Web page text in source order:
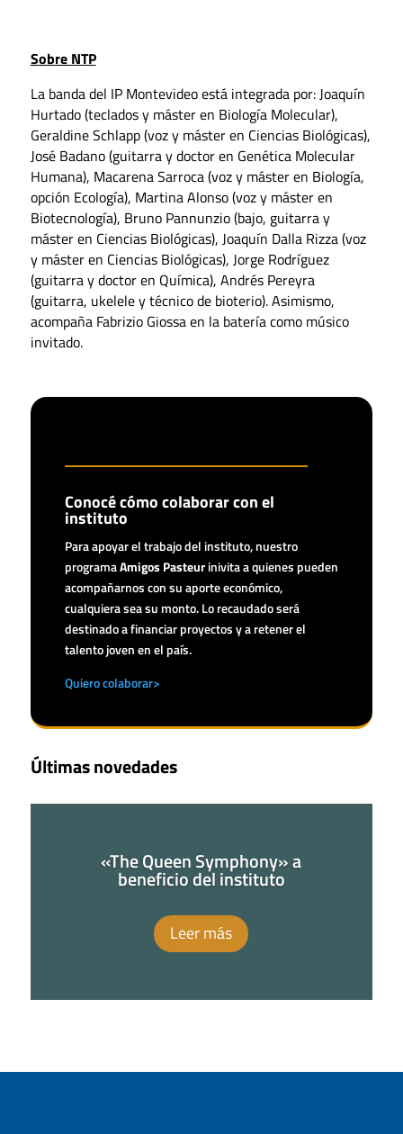
Sobre NTP
La banda del IP Montevideo está integrada por: Joaquín
Hurtado (teclados y máster en Biología Molecular),
Geraldine Schlapp (voz y máster en Ciencias Biológicas),
José Badano (guitarra y doctor en Genética Molecular
Humana), Macarena Sarroca (voz y máster en Biología,
opción Ecología), Martina Alonso (voz y máster en
Biotecnología), Bruno Pannunzio (bajo, guitarra y
máster en Ciencias Biológicas), Joaquín Dalla Rizza (voz
y máster en Ciencias Biológicas), Jorge Rodríguez
(guitarra y doctor en Química), Andrés Pereyra
(guitarra, ukelele y técnico de bioterio). Asimismo,
acompaña Fabrizio Giossa en la batería como músico
invitado.
Conocé cómo colaborar con el
instituto
Para apoyar el trabajo del instituto, nuestro
programaAmigos Pasteur inivita a quienes pueden
acompañarnos con su aporte económico,
cualquiera sea su monto. Lo recaudado será
destinado a financiar proyectos y a retener el
talento joven en el país.
Quiero colaborar>
Últimas novedades
«The Queen Symphony» a
beneficio del instituto
Leer más